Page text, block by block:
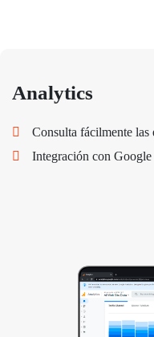
Analytics
Consulta fácilmente las
Integración con